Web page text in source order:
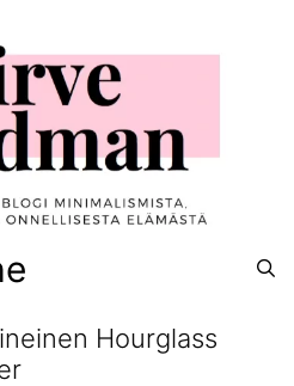
Hourglass